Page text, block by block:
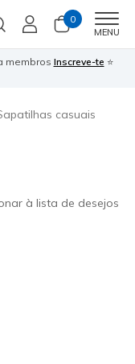
0
MENU
membros Inscreve-te ⭐
casuais
à lista de desejos